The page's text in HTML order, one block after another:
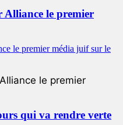
le premier
le premier
qui va rendre verte